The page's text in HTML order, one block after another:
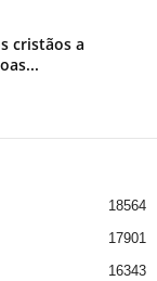
cristãos a
18564
17901
16343